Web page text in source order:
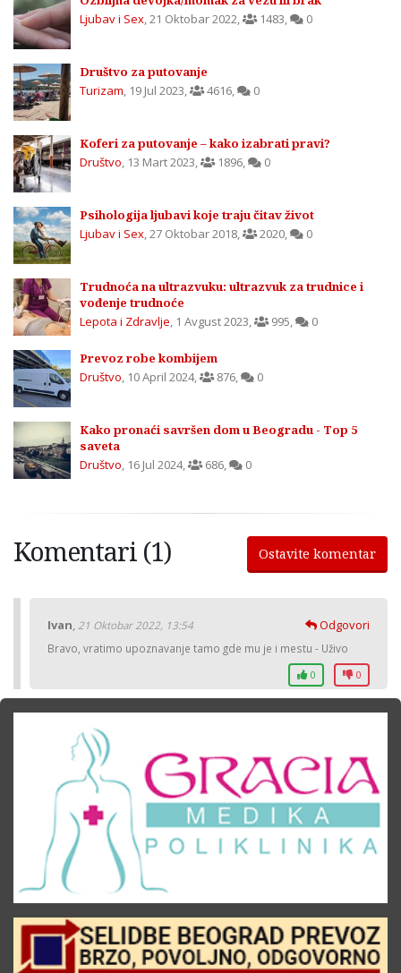
Ljubav i Sex,21 Oktobar 2022, 1483, 0
Društvo za putovanje
Turizam, 19 Jul 2023, 4616, 0
Koferi za putovanje – kako izabrati pravi?
Društvo, 13 Mart 2023, 1896, 0
Psihologija ljubavi koje traju čitav život
Ljubav i Sex,27 Oktobar 2018, 2020, 0
Trudnoća na ultrazvuku: ultrazvuk za trudnice i
vođenje trudnoće
Lepota i Zdravlje, 1 Avgust 2023, 995, 0
Prevoz robe kombijem
Društvo, 10 April 2024, 876, 0
Kako pronaći savršen dom u Beogradu - Top 5
saveta
Društvo, 16 Jul 2024, 686, 0
Komentari (1) Ostavite komentar
Ivan, 21 Oktobar 2022, 13:54 Odgovori
Bravo, vratimo upoznavanje tamo gde mu je i mestu - Uživo
0 0